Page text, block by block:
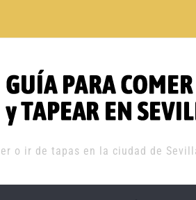
o ir de tapas en la ciudad de